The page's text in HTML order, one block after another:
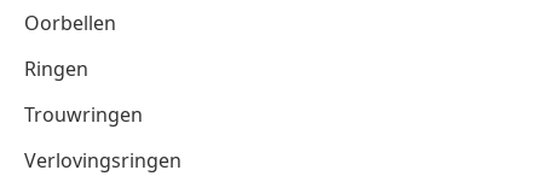
Oorbellen
Ringen
Trouwringen
Verlovingsringen